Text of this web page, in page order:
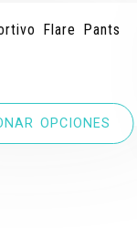
Flare Pants
OPCIONES